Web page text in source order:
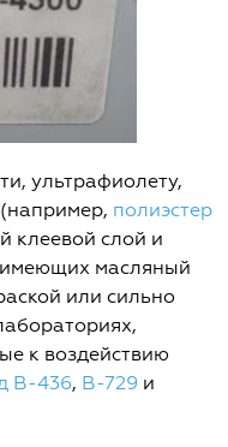
ультрафиолету,
полиэстер
клеевой слой и
масляный
или сильно
к воздействию
B-436, В-729 и